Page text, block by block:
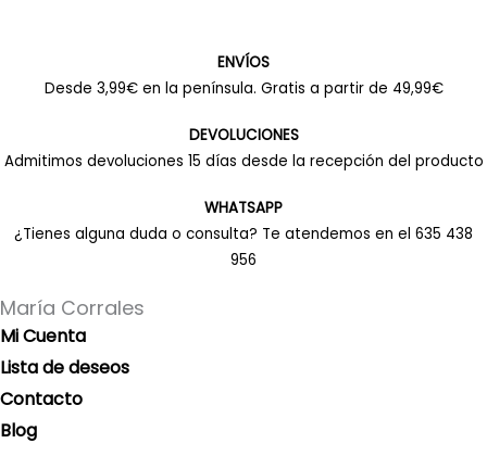
ENVÍOS
Desde 3,99€ en la península. Gratis a partir de 49,99€
DEVOLUCIONES
Admitimos devoluciones 15 días desde la recepción del producto
WHATSAPP
¿Tienes alguna duda o consulta? Te atendemos en el 635 438
956
María Corrales
Mi Cuenta
Lista de deseos
Contacto
Blog